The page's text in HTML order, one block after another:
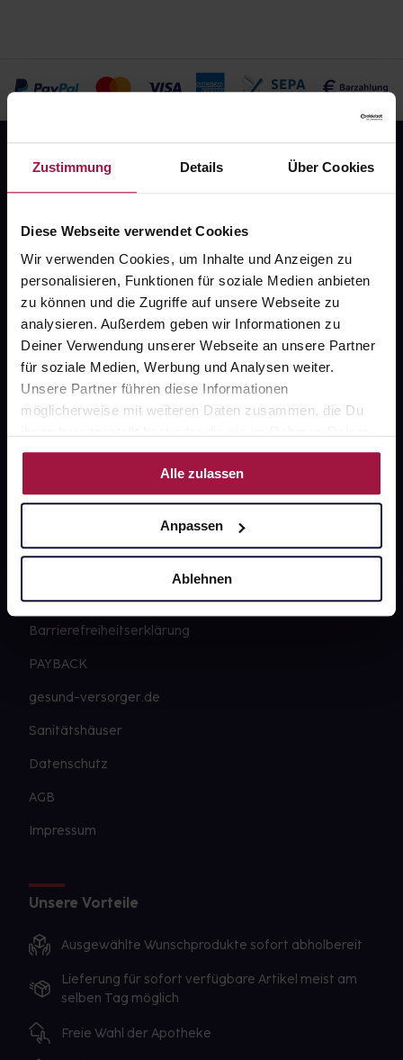
Zustimmung Details Über Cookies
Diese Webseite verwendet Cookies
Wir verwenden Cookies, um Inhalte und Anzeigen zu
personalisieren, Funktionen für soziale Medien anbieten
zu können und die Zugriffe auf unsere Webseite zu
analysieren. Außerdem geben wir Informationen zu
Deiner Verwendung unserer Webseite an unsere Partner
für soziale Medien, Werbung und Analysen weiter.
Unsere Partner führen diese Informationen
möglicherweise mit weiteren Daten zusammen, die Du
Nutzung der Dienste gesammelt haben.
Alle zulassen
Anpassen
Ablehnen
Fragen zu Deiner Bestellung?
Kontakt
Widerrufsformular
gesund.de
Newsletter
Barrierefreiheitserklärung
PAYBACK
gesund-versorger.de
Sanitätshäuser
Datenschutz
AGB
Impressum
Unsere Vorteile
Ausgewählte Wunschprodukte sofort abholbereit
Lieferung für sofort verfügbare Artikel meist am
selben Tag möglich
Freie Wahl der Apotheke